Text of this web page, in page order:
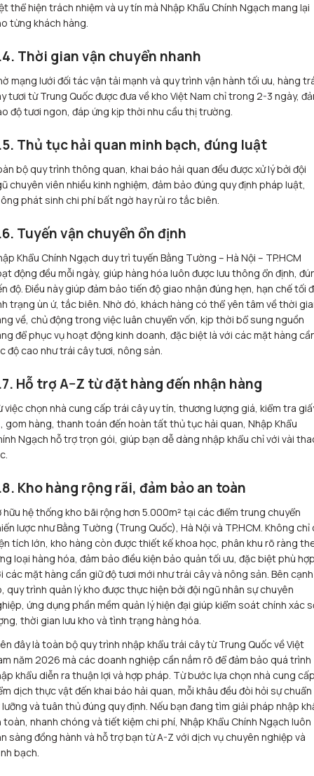
thể hiện trách nhiệm và uy tín mà Nhập Khẩu Chính Ngạch mang lại
từng khách hàng.
Thời gian vận chuyển nhanh
mạng lưới đối tác vận tải mạnh và quy trình vận hành tối ưu, hàng
tươi từ Trung Quốc được đưa về kho Việt Nam chỉ trong 2-3 ngày,
độ tươi ngon, đáp ứng kịp thời nhu cầu thị trường.
Thủ tục hải quan minh bạch, đúng luật
bộ quy trình thông quan, khai báo hải quan đều được xử lý bởi đội
chuyên viên nhiều kinh nghiệm, đảm bảo đúng quy định pháp luật,
phát sinh chi phí bất ngờ hay rủi ro tắc biên.
Tuyến vận chuyển ổn định
Khẩu Chính Ngạch duy trì tuyến Bằng Tường – Hà Nội – TP.HCM
động đều mỗi ngày, giúp hàng hóa luôn được lưu thông ổn định,
độ. Điều này giúp đảm bảo tiến độ giao nhận đúng hẹn, hạn chế tối
trạng ùn ứ, tắc biên. Nhờ đó, khách hàng có thể yên tâm về thời
về, chủ động trong việc luân chuyển vốn, kịp thời bổ sung nguồn
để phục vụ hoạt động kinh doanh, đặc biệt là với các mặt hàng
độ cao như trái cây tươi, nông sản.
Hỗ trợ A–Z từ đặt hàng đến nhận hàng
việc chọn nhà cung cấp trái cây uy tín, thương lượng giá, kiểm tra
gom hàng, thanh toán đến hoàn tất thủ tục hải quan, Nhập Khẩu
Ngạch hỗ trợ trọn gói, giúp bạn dễ dàng nhập khẩu chỉ với vài
Kho hàng rộng rãi, đảm bảo an toàn
hữu hệ thống kho bãi rộng hơn 5.000m² tại các điểm trung chuyển
lược như Bằng Tường (Trung Quốc), Hà Nội và TP.HCM. Không chỉ
tích lớn, kho hàng còn được thiết kế khoa học, phân khu rõ ràng
loại hàng hóa, đảm bảo điều kiện bảo quản tối ưu, đặc biệt phù
các mặt hàng cần giữ độ tươi mới như trái cây và nông sản. Bên cạnh
quy trình quản lý kho được thực hiện bởi đội ngũ nhân sự chuyên
ứng dụng phần mềm quản lý hiện đại giúp kiểm soát chính xác
thời gian lưu kho và tình trạng hàng hóa.
đây là toàn bộ quy trình nhập khẩu trái cây từ Trung Quốc về Việt
năm 2026 mà các doanh nghiệp cần nắm rõ để đảm bảo quá trình
khẩu diễn ra thuận lợi và hợp pháp. Từ bước lựa chọn nhà cung
dịch thực vật đến khai báo hải quan, mỗi khâu đều đòi hỏi sự
lưỡng và tuân thủ đúng quy định. Nếu bạn đang tìm giải pháp nhập
toàn, nhanh chóng và tiết kiệm chi phí, Nhập Khẩu Chính Ngạch luôn
sàng đồng hành và hỗ trợ bạn từ A-Z với dịch vụ chuyên nghiệp và
bạch.